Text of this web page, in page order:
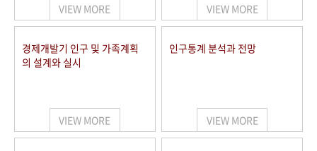
VIEW MORE VIEW MORE
경제개발기 인구 및 가족계획
의 설계와 실시
VIEW MORE
인구통계 분석과 전망
VIEW MORE